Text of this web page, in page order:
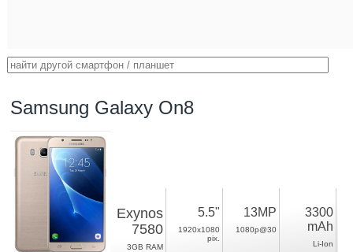
Samsung Galaxy On8
Exynos
7580
3GB RAM
5.5"
1920x1080
pix.
13MP
1080p@30
3300
mAh
Li-Ion